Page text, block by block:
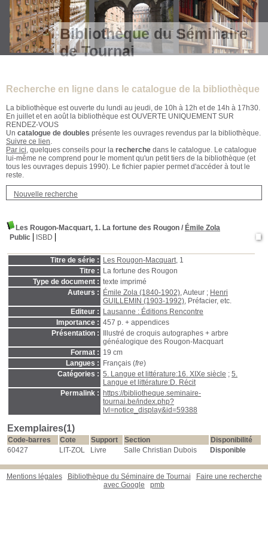
Bibliothèque du Séminaire
de Tournai
Recherche en ligne dans le catalogue de la bibliothèque
La bibliothèque est ouverte du lundi au jeudi, de 10h à 12h et de 14h à 17h30.
En juillet et en août la bibliothèque est OUVERTE UNIQUEMENT SUR
RENDEZ-VOUS
Un catalogue de doubles présente les ouvrages revendus par la bibliothèque.
Suivre ce lien.
Par ici, quelques conseils pour la recherche dans le catalogue. Le catalogue
lui-même ne comprend pour le moment qu'un petit tiers de la bibliothèque (et
tous les ouvrages depuis 1990). Le fichier papier permet d'accéder à tout le
reste.
Nouvelle recherche
Les Rougon-Macquart, 1. La fortune des Rougon / Émile Zola
Public
ISBD
Titre de série : Les Rougon-Macquart, 1
Titre :
La fortune des Rougon
Type de document : texte imprimé
Auteurs :
Émile Zola (1840-1902), Auteur ; Henri
GUILLEMIN (1903-1992), Préfacier, etc.
Editeur :
Lausanne : Éditions Rencontre
Importance : 457 p. + appendices
Présentation :
Illustré de croquis autographes + arbre
généalogique des Rougon-Macquart
Format : 19 cm
Langues :
Français (fre)
Catégories : 5. Langue et littérature:16. XIXe siècle ; 5.
Langue et littérature:D. Récit
Permalink :
https://bibliotheque.seminaire-
tournai.be/index.php?
lvl=notice_display&id=59388
Exemplaires(1)
Code-barres Cote Support Section
Disponibilité
60427
LIT-ZOL Livre Salle Christian Dubois Disponible
Mentions légales Bibliothèque du Séminaire de Tournai
Faire une recherche
avec Google
pmb